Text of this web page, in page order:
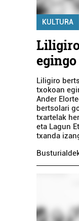
KULTURA
Liligiro
txokoan
Ander
bertsolari
txartelak
eta Lagun
txanda